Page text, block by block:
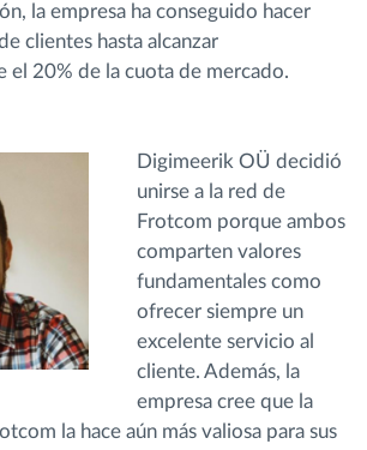
ahorro
la empresa ha conseguido hacer
clientes hasta alcanzar
el 20% de la cuota de mercado.
Digimeerik OÜ decidió
unirse a la red de
Frotcom porque ambos
comparten valores
fundamentales como
ofrecer siempre un
excelente servicio al
cliente. Además, la
empresa cree que la
la hace aún más valiosa para sus